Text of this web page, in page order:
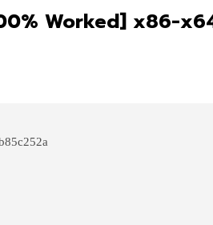
Worked] x86-